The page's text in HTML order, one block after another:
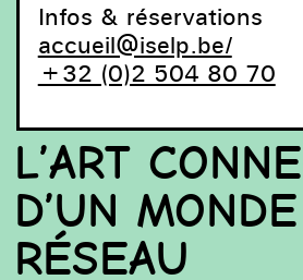
Infos & réservations
accueil@iselp.be/
+32 (0)2 504 80 70
L’ART
D’UN
RÉSEAU